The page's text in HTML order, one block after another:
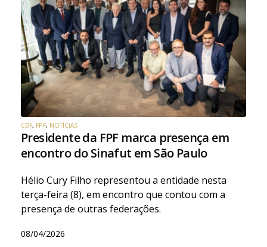
CBF, FPF, NOTÍCIAS
Presidente da FPF marca presença em
encontro do Sinafut em São Paulo
Hélio Cury Filho representou a entidade nesta
terça-feira (8), em encontro que contou com a
presença de outras federações.
08/04/2026